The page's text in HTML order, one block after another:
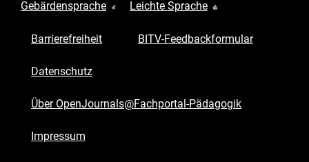
Gebärdensprache Leichte Sprache
Barrierefreiheit BITV-Feedbackformular
Datenschutz
Über OpenJournals@Fachportal-Pädagogik
Impressum